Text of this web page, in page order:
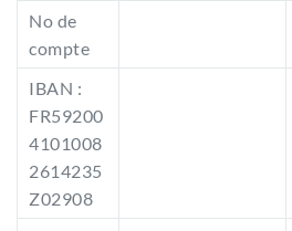
No de
compte
IBAN :
FR59200
4101008
2614235
Z02908